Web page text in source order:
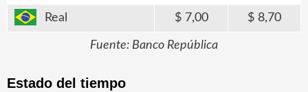
Real 7,00 8,70
Fuente: Banco República
Estado del tiempo